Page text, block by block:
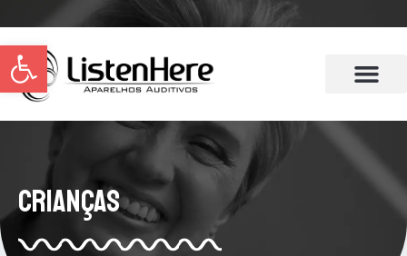
Abrir a barra de ferramentas
Crianças